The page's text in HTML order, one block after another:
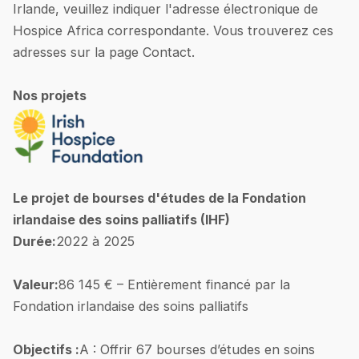
Irlande, veuillez indiquer l'adresse électronique de
Hospice Africa correspondante. Vous trouverez ces
adresses sur la page Contact.
Nos projets
Le projet de bourses d'études de la Fondation
irlandaise des soins palliatifs (IHF)
Durée:2022 à 2025
Valeur:86 145 € – Entièrement financé par la
Fondation irlandaise des soins palliatifs
Objectifs :A : Offrir 67 bourses d’études en soins